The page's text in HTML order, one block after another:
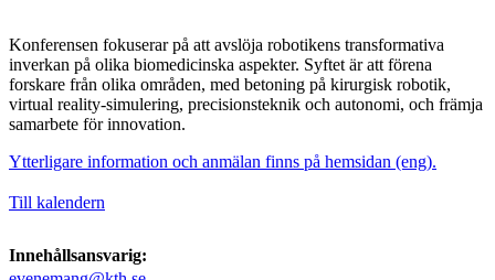
Konferensen fokuserar på att avslöja robotikens transformativa
inverkan på olika biomedicinska aspekter. Syftet är att förena
forskare från olika områden, med betoning på kirurgisk robotik,
virtual reality-simulering, precisionsteknik och autonomi, och främja
samarbete för innovation.
Ytterligare information och anmälan finns på hemsidan (eng).
Till kalendern
Innehållsansvarig: